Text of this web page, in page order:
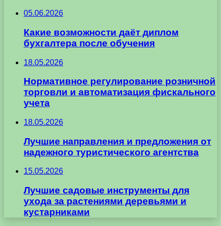
05.06.2026
Какие возможности даёт диплом
бухгалтера после обучения
18.05.2026
Нормативное регулирование розничной
торговли и автоматизация фискального
учета
18.05.2026
Лучшие направления и предложения от
надежного туристического агентства
15.05.2026
Лучшие садовые инструменты для
ухода за растениями деревьями и
кустарниками